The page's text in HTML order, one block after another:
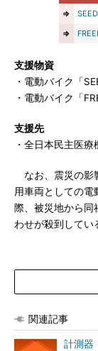
⇒
⇒
支援物資
・電動バイク「
・電動バイク「
支援先
・全日本民主医
なお、震災の影
用車両としての
際、被災地から同
わせが殺到してい
関連記事
計測器